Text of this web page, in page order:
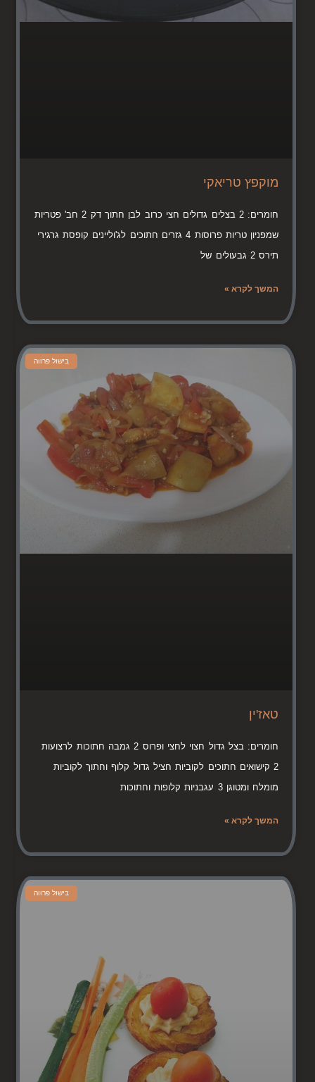
מוקפץ טריאקי
חומרים: 2 בצלים גדולים חצי כרוב לבן חתוך דק 2 חב' פטריות
שמפניון טריות פרוסות 4 גזרים חתוכים לג'וליינים קופסת גרגירי
תירס 2 גבעולים של
המשך לקרא »
בישול פרווה
טאז'ין
חומרים: בצל גדול חצוי לחצי ופרוס 2 גמבה חתוכות לרצועות
2 קישואים חתוכים לקוביות חציל גדול קלוף וחתוך לקוביות
מומלח ומטוגן 3 עגבניות קלופות וחתוכות
המשך לקרא »
בישול פרווה